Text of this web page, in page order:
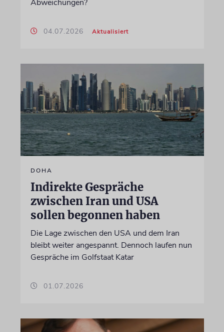
Abweichungen?
04.07.2026 Aktualisiert
DOHA
Indirekte Gespräche
zwischen Iran und USA
sollen begonnen haben
Die Lage zwischen den USA und dem Iran
bleibt weiter angespannt. Dennoch laufen nun
Gespräche im Golfstaat Katar
01.07.2026